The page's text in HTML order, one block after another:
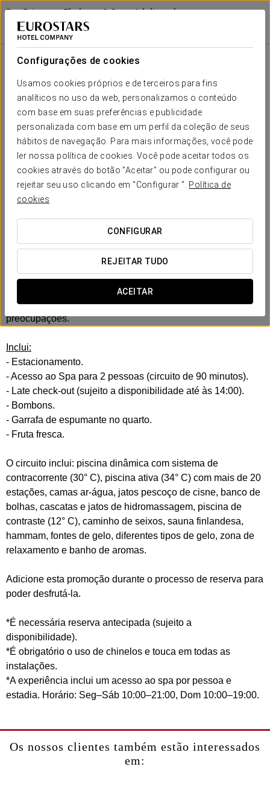
Configurações de cookies
Usamos cookies próprios e de terceiros para fins
analíticos no uso da web, personalizamos o conteúdo
com base em suas preferências e publicidade
personalizada com base em um perfil da coleção de seus
hábitos de navegação. Para mais informações, você pode
ler nossa política de cookies. Você pode aceitar todos os
cookies através do botão "Aceitar" ou pode configurar ou
rejeitar seu uso clicando em "Configurar ". Política de
cookies
CONFIGURAR
REJEITAR TUDO
ACEITAR
Exe Estepona Thalasso & Spa - Adults only
Recommended
MÁLAGA - ESTEPONA
Experiência De Spa Superior Para Casais
75 €
Experiência de Spa Superior para
Casais
Sem pressa, sem stress. A sua experiência Spa a dois com
estacionamento incluído.
Deixem o carro, entrem em modo relax e comecem a
conectar-se desde o primeiro minuto. Sem desvios, sem
preocupações.
Inclui:
- Estacionamento.
- Acesso ao Spa para 2 pessoas (circuito de 90 minutos).
- Late check-out (sujeito a disponibilidade até às 14:00).
- Bombons.
- Garrafa de espumante no quarto.
- Fruta fresca.
O circuito inclui: piscina dinâmica com sistema de
contracorrente (30° C), piscina ativa (34° C) com mais de 20
estações, camas ar-água, jatos pescoço de cisne, banco de
bolhas, cascatas e jatos de hidromassagem, piscina de
contraste (12° C), caminho de seixos, sauna finlandesa,
hammam, fontes de gelo, diferentes tipos de gelo, zona de
relaxamento e banho de aromas.
Adicione esta promoção durante o processo de reserva para
poder desfrutá-la.
*É necessária reserva antecipada (sujeito a
disponibilidade).
*É obrigatório o uso de chinelos e touca em todas as
instalações.
*A experiência inclui um acesso ao spa por pessoa e
estadia. Horário: Seg–Sáb 10:00–21:00, Dom 10:00–19:00.
Os nossos clientes também estão interessados
em: